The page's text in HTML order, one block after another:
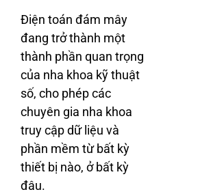
Điện toán đám mây
đang trở thành một
thành phần quan trọng
của nha khoa kỹ thuật
số, cho phép các
chuyên gia nha khoa
truy cập dữ liệu và
phần mềm từ bất kỳ
thiết bị nào, ở bất kỳ
đâu.